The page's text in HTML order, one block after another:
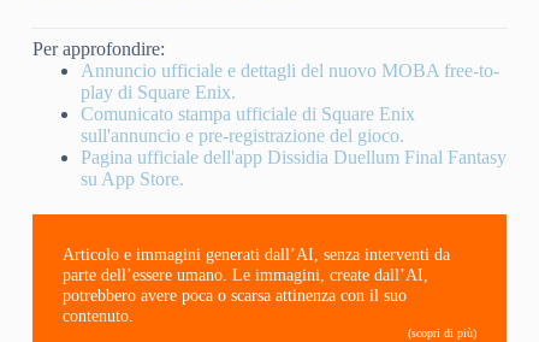
Per approfondire:
Annuncio ufficiale e dettagli del nuovo MOBA free-to-
play di Square Enix.
Comunicato stampa ufficiale di Square Enix
sull'annuncio e pre-registrazione del gioco.
Pagina ufficiale dell'app Dissidia Duellum Final Fantasy
su App Store.
Articolo e immagini generati dall’AI, senza interventi da
parte dell’essere umano. Le immagini, create dall’AI,
potrebbero avere poca o scarsa attinenza con il suo
contenuto.
(scopri di più)